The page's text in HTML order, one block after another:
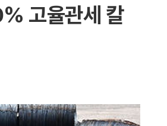
고율관세 칼